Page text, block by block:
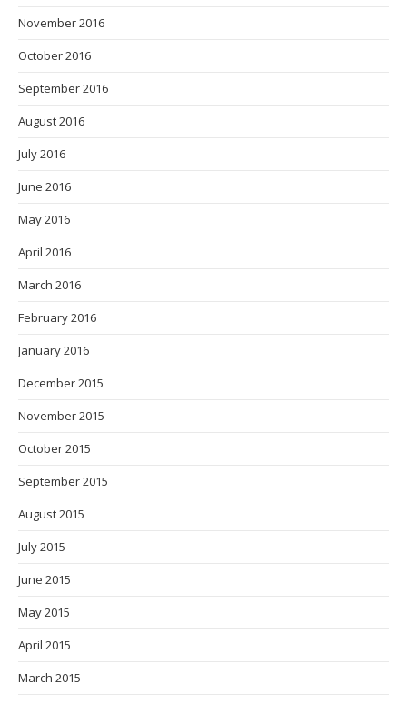
November 2016
October 2016
September 2016
August 2016
July 2016
June 2016
May 2016
April 2016
March 2016
February 2016
January 2016
December 2015
November 2015
October 2015
September 2015
August 2015
July 2015
June 2015
May 2015
April 2015
March 2015